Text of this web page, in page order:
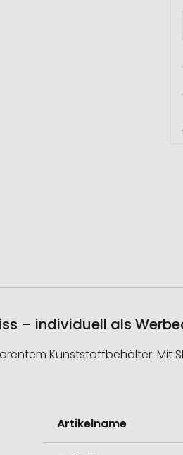
– individuell als
Kunststoffbehälter. Mit
Informationen
Artikelname